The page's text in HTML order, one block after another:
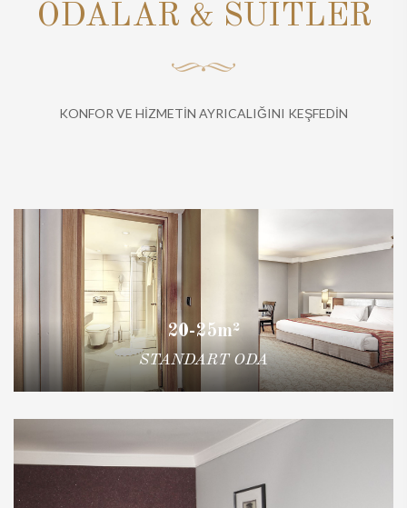
ODALAR & SUITLER
KONFOR VE HİZMETİN AYRICALIĞINI KEŞFEDİN
20-25m²
STANDART ODA